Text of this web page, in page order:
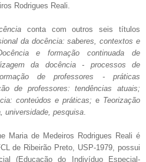
Rodrigues Reali.
conta com outros seis títulos
da docência: saberes, contextos e
e formação continuada de
da docência - processos de
de professores - práticas
de professores: tendências atuais;
conteúdos e práticas; e Teorização
universidade, pesquisa
Maria de Medeiros Rodrigues Reali é
de Ribeirão Preto, USP-1979, possui
(Educação do Indivíduo Especial-